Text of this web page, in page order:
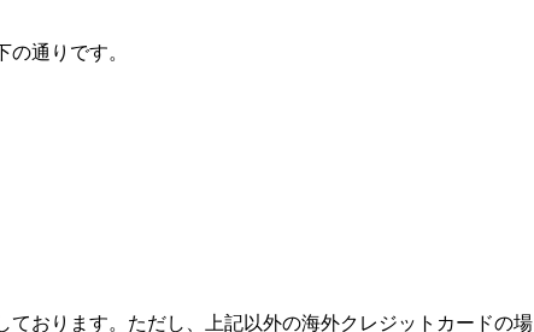
通りです。
ております。ただし、上記以外の海外クレジットカードの場